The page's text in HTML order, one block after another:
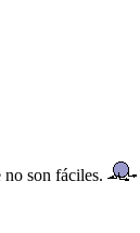
no son fáciles.